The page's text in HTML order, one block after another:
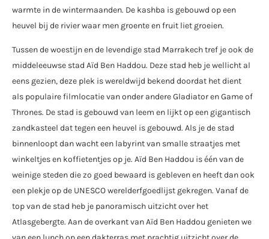
warmte in de wintermaanden. De kashba is gebouwd op een
heuvel bij de rivier waar men groente en fruit liet groeien.
Tussen de woestijn en de levendige stad Marrakech tref je ook de
middeleeuwse stad Aïd Ben Haddou. Deze stad heb je wellicht al
eens gezien, deze plek is wereldwijd bekend doordat het dient
als populaire filmlocatie van onder andere Gladiator en Game of
Thrones. De stad is gebouwd van leem en lijkt op een gigantisch
zandkasteel dat tegen een heuvel is gebouwd. Als je de stad
binnenloopt dan wacht een labyrint van smalle straatjes met
winkeltjes en koffietentjes op je. Aïd Ben Haddou is één van de
weinige steden die zo goed bewaard is gebleven en heeft dan ook
een plekje op de UNESCO werelderfgoedlijst gekregen. Vanaf de
top van de stad heb je panoramisch uitzicht over het
Atlasgebergte. Aan de overkant van Aïd Ben Haddou genieten we